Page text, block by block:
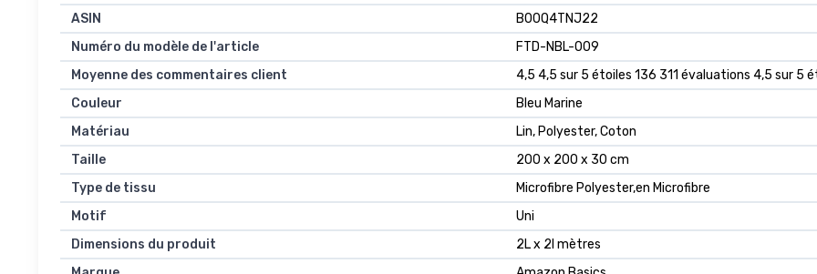
ASIN
B00Q4TNJ22
Numéro du modèle de l'article
FTD-NBL-009
Moyenne des commentaires client
4,5 4,5 sur 5 étoiles 136 311 évaluations 4,5 sur 5
Couleur
Bleu Marine
Matériau
Lin, Polyester, Coton
Taille
200 x 200 x 30 cm
Type de tissu
Microfibre Polyester,en Microfibre
Motif
Uni
Dimensions du produit
2L x 2l mètres